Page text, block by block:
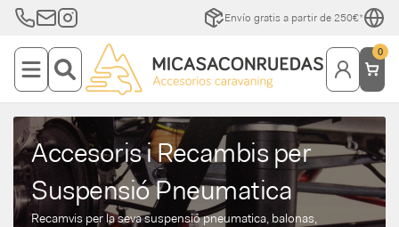
Envío gratis a partir de 250€*
0
Accesoris i Recambis per
Suspensió Pneumatica
Recamvis per la seva suspensió pneumatica, balonas,